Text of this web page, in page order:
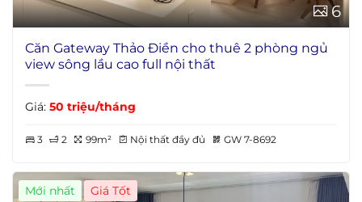
6
Căn Gateway Thảo Điền cho thuê 2 phòng ngủ
view sông lầu cao full nội thất
Giá: 50 triệu/tháng
3 2 99m² Nội thất đầy đủ GW 7-8692
Mới nhất